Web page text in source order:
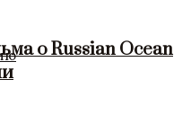
о Russian Ocean